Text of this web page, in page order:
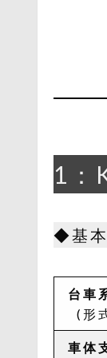
1：
◆基
台車
(形
車体